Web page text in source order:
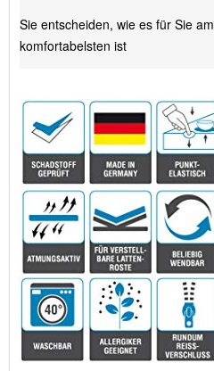
Sie entscheiden, wie es für Sie am
komfortabelsten ist